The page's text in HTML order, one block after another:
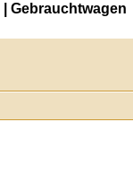
| Gebrauchtwagen